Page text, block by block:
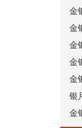
金
金
金
金
金
银
金